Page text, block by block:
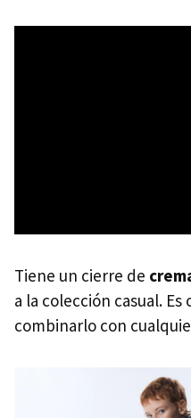
Tiene un cierre de
a la colección casual.
combinarlo con